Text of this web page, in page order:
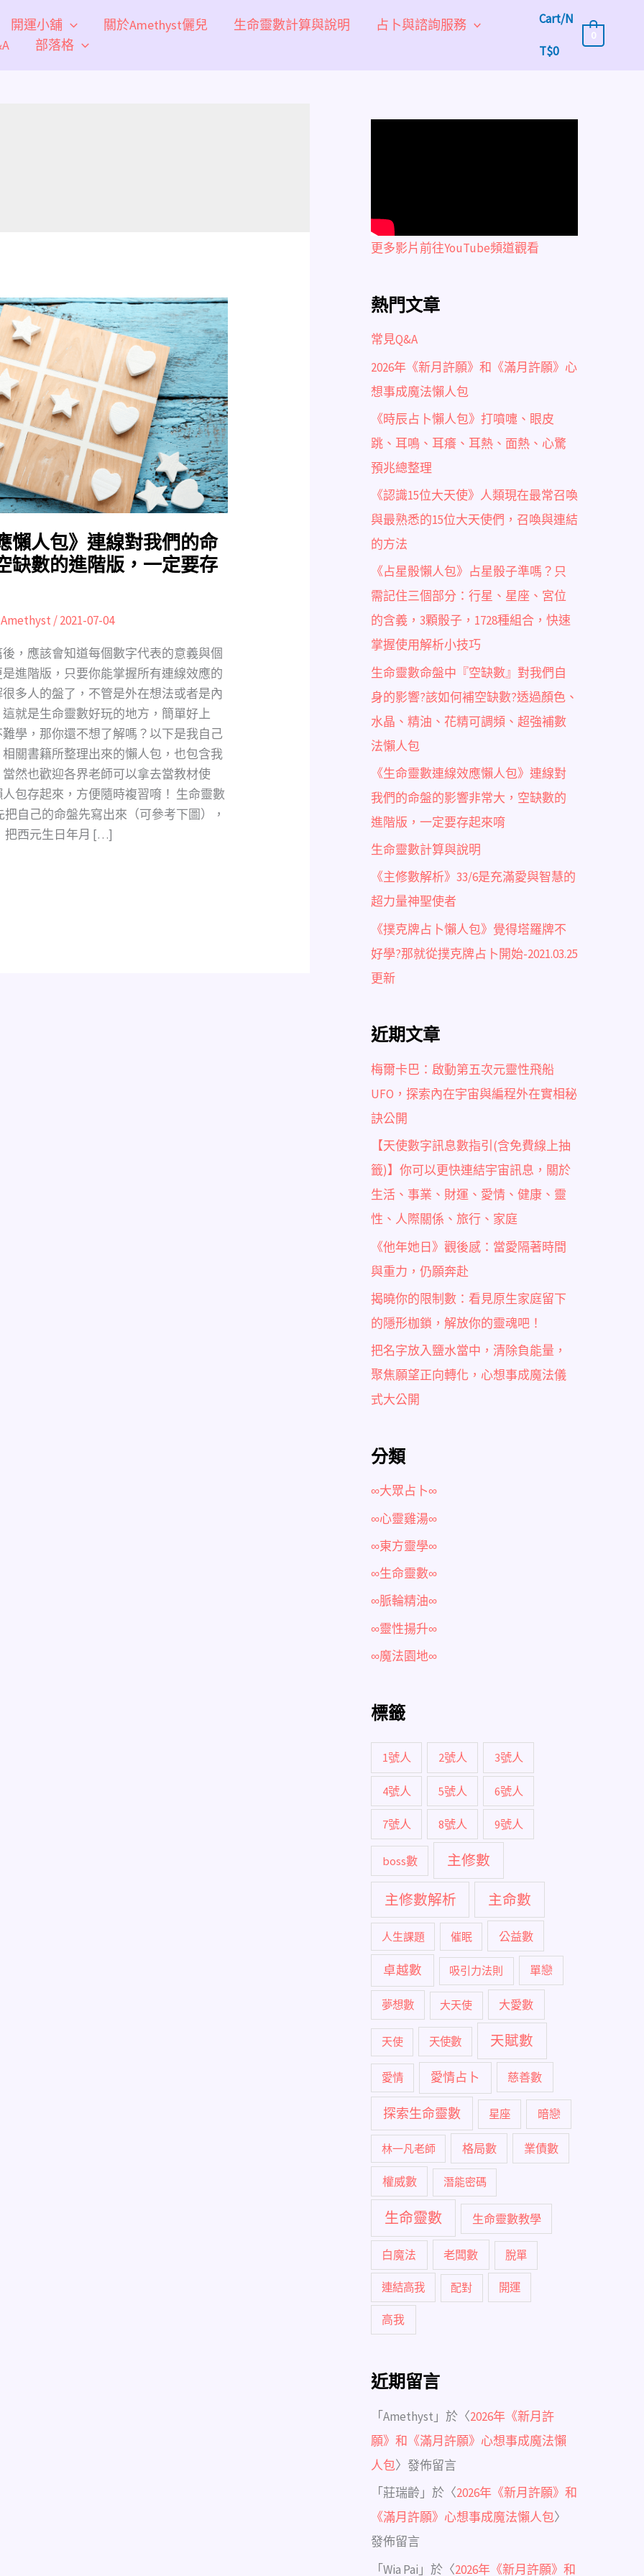
開運小舖 關於Amethyst儷兒 生命靈數計算與說明
占卜與諮詢服務
部落格
Cart/N
T$0
0
懶人包》連線對我們的命
缺數的進階版，一定要存
Amethyst /2021-07-04
，應該會知道每個數字代表的意義與個
進階版，只要你能掌握所有連線效應的
多人的盤了，不管是外在想法或者是內
就是生命靈數好玩的地方，簡單好上
學，那你還不想了解嗎？以下是我自己
關書籍所整理出來的懶人包，也包含我
然也歡迎各界老師可以拿去當教材使
包存起來，方便隨時複習唷！ 生命靈數
自己的命盤先寫出來（可參考下圖），
把西元生日年月 […]
更多影片前往YouTube頻道觀看
熱門文章
常見Q&A
2026年《新月許願》和《滿月許願》心
想事成魔法懶人包
《時辰占卜懶人包》打噴嚏、眼皮
跳、耳鳴、耳癢、耳熱、面熱、心驚
預兆總整理
《認識15位大天使》人類現在最常召喚
與最熟悉的15位大天使們，召喚與連結
的方法
《占星骰懶人包》占星骰子準嗎？只
需記住三個部分：行星、星座、宮位
的含義，3顆骰子，1728種組合，快速
掌握使用解析小技巧
生命靈數命盤中『空缺數』對我們自
身的影響?該如何補空缺數?透過顏色、
水晶、精油、花精可調頻、超強補數
法懶人包
《生命靈數連線效應懶人包》連線對
我們的命盤的影響非常大，空缺數的
進階版，一定要存起來唷
生命靈數計算與說明
《主修數解析》33/6是充滿愛與智慧的
超力量神聖使者
《撲克牌占卜懶人包》覺得塔羅牌不
好學?那就從撲克牌占卜開始-2021.03.25
更新
近期文章
梅爾卡巴：啟動第五次元靈性飛船
UFO，探索內在宇宙與編程外在實相秘
訣公開
【天使數字訊息數指引(含免費線上抽
籤)】你可以更快連結宇宙訊息，關於
生活、事業、財運、愛情、健康、靈
性、人際關係、旅行、家庭
《他年她日》觀後感：當愛隔著時間
與重力，仍願奔赴
揭曉你的限制數：看見原生家庭留下
的隱形枷鎖，解放你的靈魂吧！
把名字放入鹽水當中，清除負能量，
聚焦願望正向轉化，心想事成魔法儀
式大公開
分類
∞大眾占卜∞
∞心靈雞湯∞
∞東方靈學∞
∞生命靈數∞
∞脈輪精油∞
∞靈性揚升∞
∞魔法園地∞
標籤
1號人 2號人 3號人
4號人 5號人 6號人
7號人 8號人 9號人
boss數 主修數
主修數解析 主命數
人生課題 催眠 公益數
卓越數 吸引力法則 單戀
夢想數 大天使 大愛數
天使 天使數 天賦數
愛情 愛情占卜 慈善數
探索生命靈數 星座 暗戀
林一凡老師 格局數 業債數
權威數 潛能密碼
生命靈數 生命靈數教學
白魔法 老闆數 脫單
連結高我 配對 開運
高我
近期留言
「Amethyst 」於〈2026年《新月許
願》和《滿月許願》心想事成魔法懶
人包〉發佈留言
「莊瑞齡 」於〈2026年《新月許願》和
《滿月許願》心想事成魔法懶人包〉
發佈留言
「Wia Pai 」於〈2026年《新月許願》和